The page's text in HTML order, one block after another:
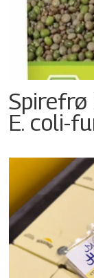
E. coli-